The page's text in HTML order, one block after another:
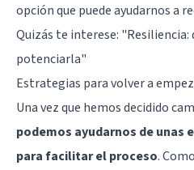
opción que puede ayudarnos a
Quizás te interese: "Resiliencia:
potenciarla"
Estrategias para volver a
Una vez que hemos decidido
podemos ayudarnos de unas
para facilitar el proceso.